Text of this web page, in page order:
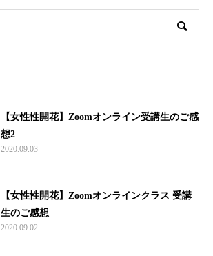
【女性性開花】Zoomオンライン受講生のご感
想2
2020.09.03
【女性性開花】Zoomオンラインクラス 受講
生のご感想
2020.09.02